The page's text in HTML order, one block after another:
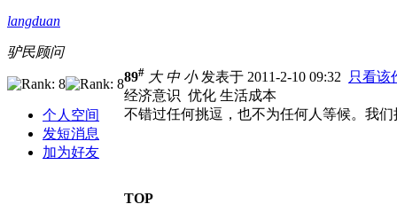
langduan
驴民顾问
个人空间
发短消息
加为好友
89# 大 中 小发表于 2011-2-10 09:32
只看该
经济意识 优化 生活成本
不错过任何挑逗，也不为任何人等候。我
TOP